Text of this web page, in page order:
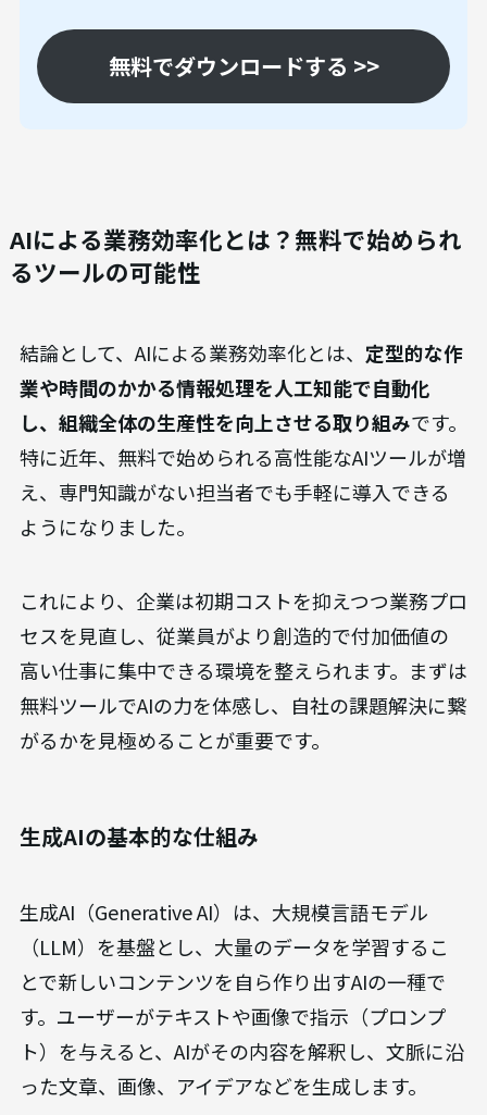
無料でダウンロードする >>
AIによる業務効率化とは？無料で始められ
るツールの可能性
結論として、AIによる業務効率化とは、 定型的な作
業や時間のかかる情報処理を人工知能で自動化
し、組織全体の生産性を向上させる取り組みです。
特に近年、無料で始められる高性能なAIツールが増
え、専門知識がない担当者でも手軽に導入できる
ようになりました。
これにより、企業は初期コストを抑えつつ業務プロ
セスを見直し、従業員がより創造的で付加価値の
高い仕事に集中できる環境を整えられます。まずは
無料ツールでAIの力を体感し、自社の課題解決に繋
がるかを見極めることが重要です。
生成AIの基本的な仕組み
生成AI（Generative AI）は、大規模言語モデル
（LLM）を基盤とし、大量のデータを学習するこ
とで新しいコンテンツを自ら作り出すAIの一種で
す。ユーザーがテキストや画像で指示（プロンプ
ト）を与えると、AIがその内容を解釈し、文脈に沿
った文章、画像、アイデアなどを生成します。